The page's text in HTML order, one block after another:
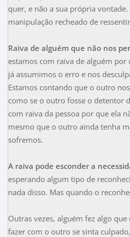
quer, e não a sua própria
manipulação recheado de
Raiva de alguém que não nos
estamos com raiva de alguém
já assumimos o erro e nos
Estamos contando que o outro
como se o outro fosse o detentor
com raiva da pessoa por que ela
mesmo que o outro ainda tenha
sofremos.
A raiva pode esconder a
esperando algum tipo de
nada disso. Mas quando o
Outras vezes, alguém fez algo
fazer com o outro se sinta